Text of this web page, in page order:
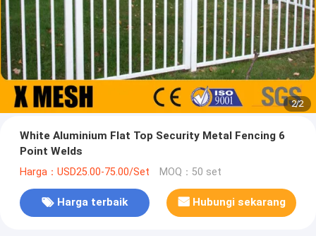
2/2
White Aluminium Flat Top Security Metal Fencing 6
Point Welds
Harga：USD25.00-75.00/Set MOQ：50 set
Harga terbaik Hubungi sekarang